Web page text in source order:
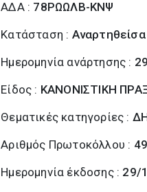
ΑΔΑ : 78ΡΩΩΛΒ-ΚΝΨ
Κατάσταση : Αναρτηθείσα
Ημερομηνία ανάρτησης :
Είδος : ΚΑΝΟΝΙΣΤΙΚΗ
Θεματικές κατηγορίες :
Αριθμός Πρωτοκόλλου :
Ημερομηνία έκδοσης : 29/